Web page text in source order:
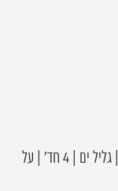
הרצליה | גליל ים | 4 חד׳ | על